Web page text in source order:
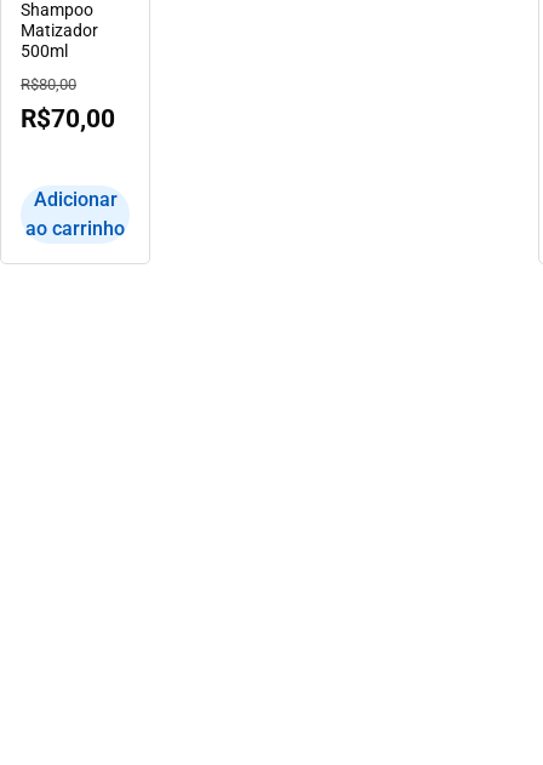
Shampoo
Matizador
500ml
R$80,00
R$70,00
Adicionar
ao carrinho